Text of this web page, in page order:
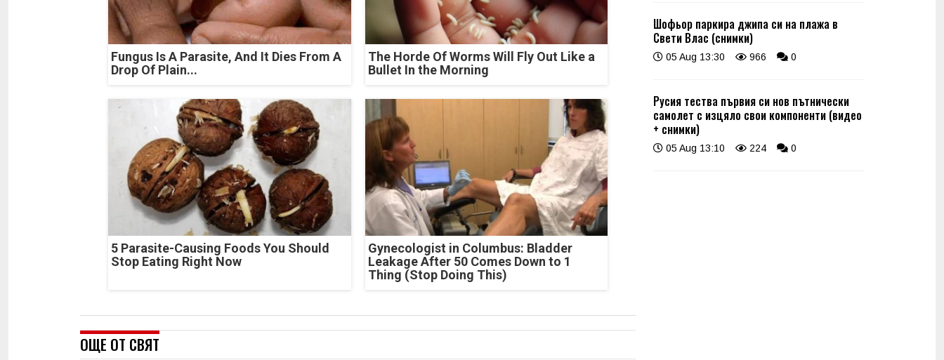
Fungus Is A Parasite, And It Dies From A
Drop Of Plain...
The Horde Of Worms Will Fly Out Like a
Bullet In the Morning
5 Parasite-Causing Foods You Should
Stop Eating Right Now
Gynecologist in Columbus: Bladder
Leakage After 50 Comes Down to 1
Thing (Stop Doing This)
ОЩЕ ОТ СВЯТ
Шофьор паркира джипа си на плажа в
Свети Влас (снимки)
05 Aug 13:30 966 0
Русия тества първия си нов пътнически
самолет с изцяло свои компоненти (видео
+ снимки)
05 Aug 13:10 224 0